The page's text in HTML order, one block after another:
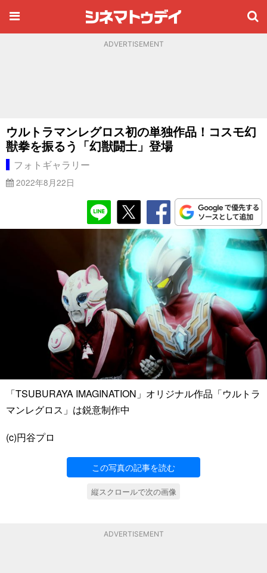
ADVERTISEMENT
ウルトラマンレグロス初の単独作品！コスモ幻
獣拳を振るう「幻獣闘士」登場
フォトギャラリー
2022年8月22日
「TSUBURAYA IMAGINATION」オリジナル作品「ウルトラ
マンレグロス」は鋭意制作中
(c)円谷プロ
この写真の記事を読む
縦スクロールで次の画像
ADVERTISEMENT